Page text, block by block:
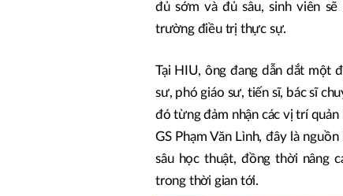
đủ sớm và đủ sâu, sinh viên
trường điều trị thực sự.
Tại HIU, ông đang dẫn dắt một
sư, phó giáo sư, tiến sĩ, bác sĩ
đó từng đảm nhận các vị trí
GS Phạm Văn Lình, đây là
sâu học thuật, đồng thời nâng
trong thời gian tới.